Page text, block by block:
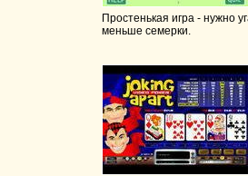
Простенькая игра - нужно
меньше семерки.